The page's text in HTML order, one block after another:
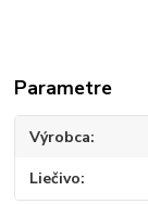
Parametre
Výrobca
Liečivo